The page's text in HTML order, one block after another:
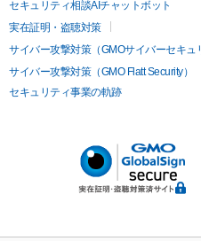
セキュリティ相談AIチャットボット
実在証明・盗聴対策
サイバー攻撃対策（GMOサイバーセキュ
サイバー攻撃対策（GMO Flatt Security）
セキュリティ事業の軌跡